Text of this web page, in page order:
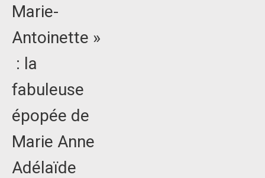
Marie-
Antoinette »
: la
fabuleuse
épopée de
Marie Anne
Adélaïde